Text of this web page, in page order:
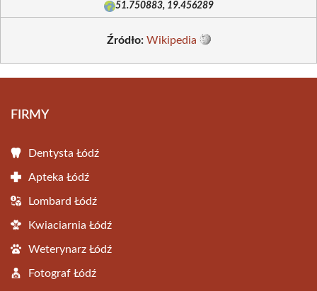
51.750883, 19.456289
Źródło: Wikipedia
FIRMY
Dentysta Łódź
Apteka Łódź
Lombard Łódź
Kwiaciarnia Łódź
Weterynarz Łódź
Fotograf Łódź